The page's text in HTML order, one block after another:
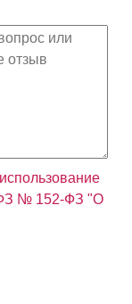
ФЗ № 152-ФЗ "О